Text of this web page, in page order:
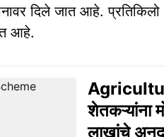
दिले जात आहे.
आहे.
शेतकऱ्यांना
लाखांचे